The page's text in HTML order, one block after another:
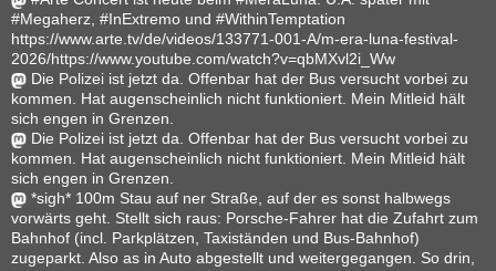
#Megaherz, #InExtremo und #WithinTemptation
https://www.arte.tv/de/videos/133771-001-A/m-era-luna-festival-
2026/https://www.youtube.com/watch?v=qbMXvl2i_Ww
Die Polizei ist jetzt da. Offenbar hat der Bus versucht vorbei zu
kommen. Hat augenscheinlich nicht funktioniert. Mein Mitleid hält
sich engen in Grenzen.
Die Polizei ist jetzt da. Offenbar hat der Bus versucht vorbei zu
kommen. Hat augenscheinlich nicht funktioniert. Mein Mitleid hält
sich engen in Grenzen.
*sigh* 100m Stau auf ner Straße, auf der es sonst halbwegs
vorwärts geht. Stellt sich raus: Porsche-Fahrer hat die Zufahrt zum
Bahnhof (incl. Parkplätzen, Taxiständen und Bus-Bahnhof)
zugeparkt. Also as in Auto abgestellt und weitergegangen. So drin,